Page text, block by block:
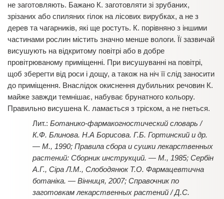
не заготовляють. Бажано К. заготовляти зі зрубаних,
зрізаних або спиляних гілок на лісових вирубках, а не з
дерев та чагарників, які ще ростуть. К. порівняно з іншими
частинами рослин містить значно менше вологи. Її зазвичай
висушують на відкритому повітрі або в добре
провітрюваному приміщенні. При висушуванні на повітрі,
щоб зберегти від роси і дощу, а також на ніч її слід заносити
до приміщення. Внаслідок окиснення дубильних речовин К.
майже завжди темнішає, набуває брунатного кольору.
Правильно висушена К. ламається з тріском, а не гнеться.
Ботанико-фармакогностический словарь /
К.Ф. Блинова. Н.А Борисова. Г.Б. Гортинский и др.
— М., 1990; Правила сбора и сушки лекарственных
растений: Сборник инструкций. — М., 1985; Сербін
А.Г., Сіра Л.М., Слободянюк Т.О. Фармацевтична
ботаніка. — Вінниця, 2007; Справочник по
заготовкам лекарственных растений / Д.С.